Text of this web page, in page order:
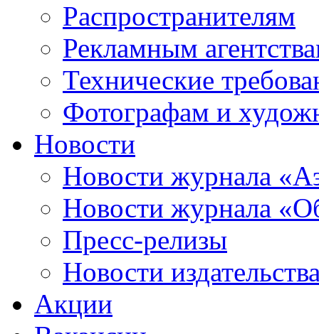
Распространителям
Рекламным
Технические
Фотографам и
Новости
Новости журнала
Новости журнала
Пресс-релизы
Новости
Акции